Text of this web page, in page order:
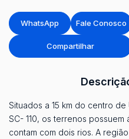
WhatsApp Fale Conosco
Compartilhar
Situados a 15 km do centro
SC- 110, os terrenos
contam com dois rios. A